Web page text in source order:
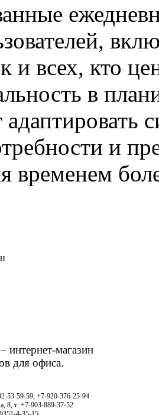
и всех, кто
в
и
временем
интернет-магазин
для офиса.
53-59-59; +7-920-376-25-94
8, т: +7-903-889-37-52